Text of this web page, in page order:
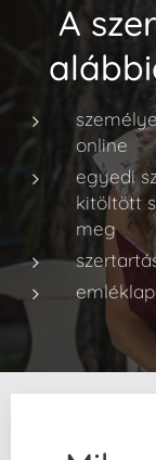
A
online
egyedi
kitöltött
meg
emléklap